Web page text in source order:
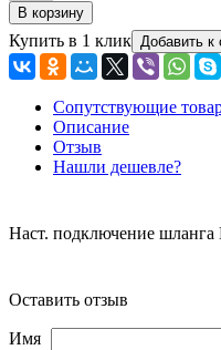
Купить в 1 клик
Сопутствующие
Описание
Отзыв
Нашли дешевле?
Наст. подключение
Оставить отзыв
Имя